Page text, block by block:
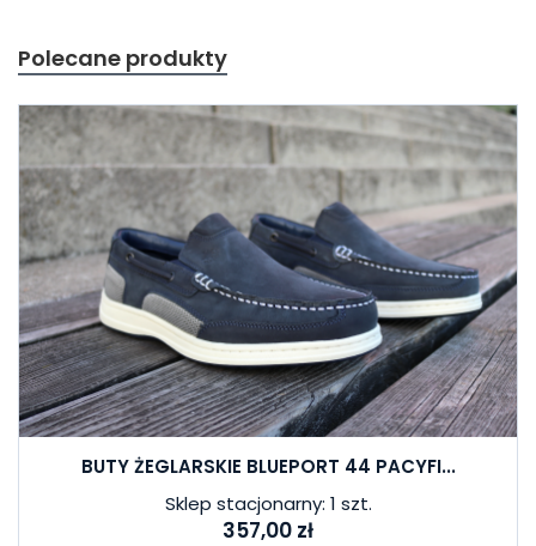
Polecane produkty
BUTY ŻEGLARSKIE BLUEPORT 44 PACYFI...
Sklep stacjonarny: 1 szt.
357,00 zł